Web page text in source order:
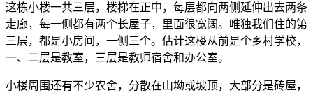
这栋小楼一共三层，楼梯在正中，每层都向两侧延伸出去两条
走廊，每一侧都有两个长屋子，里面很宽阔。唯独我们住的第
三层，都是小房间，一侧三个。估计这楼从前是个乡村学校，
一、二层是教室，三层是教师宿舍和办公室。
小楼周围还有不少农舍，分散在山坳或坡顶，大部分是砖屋，